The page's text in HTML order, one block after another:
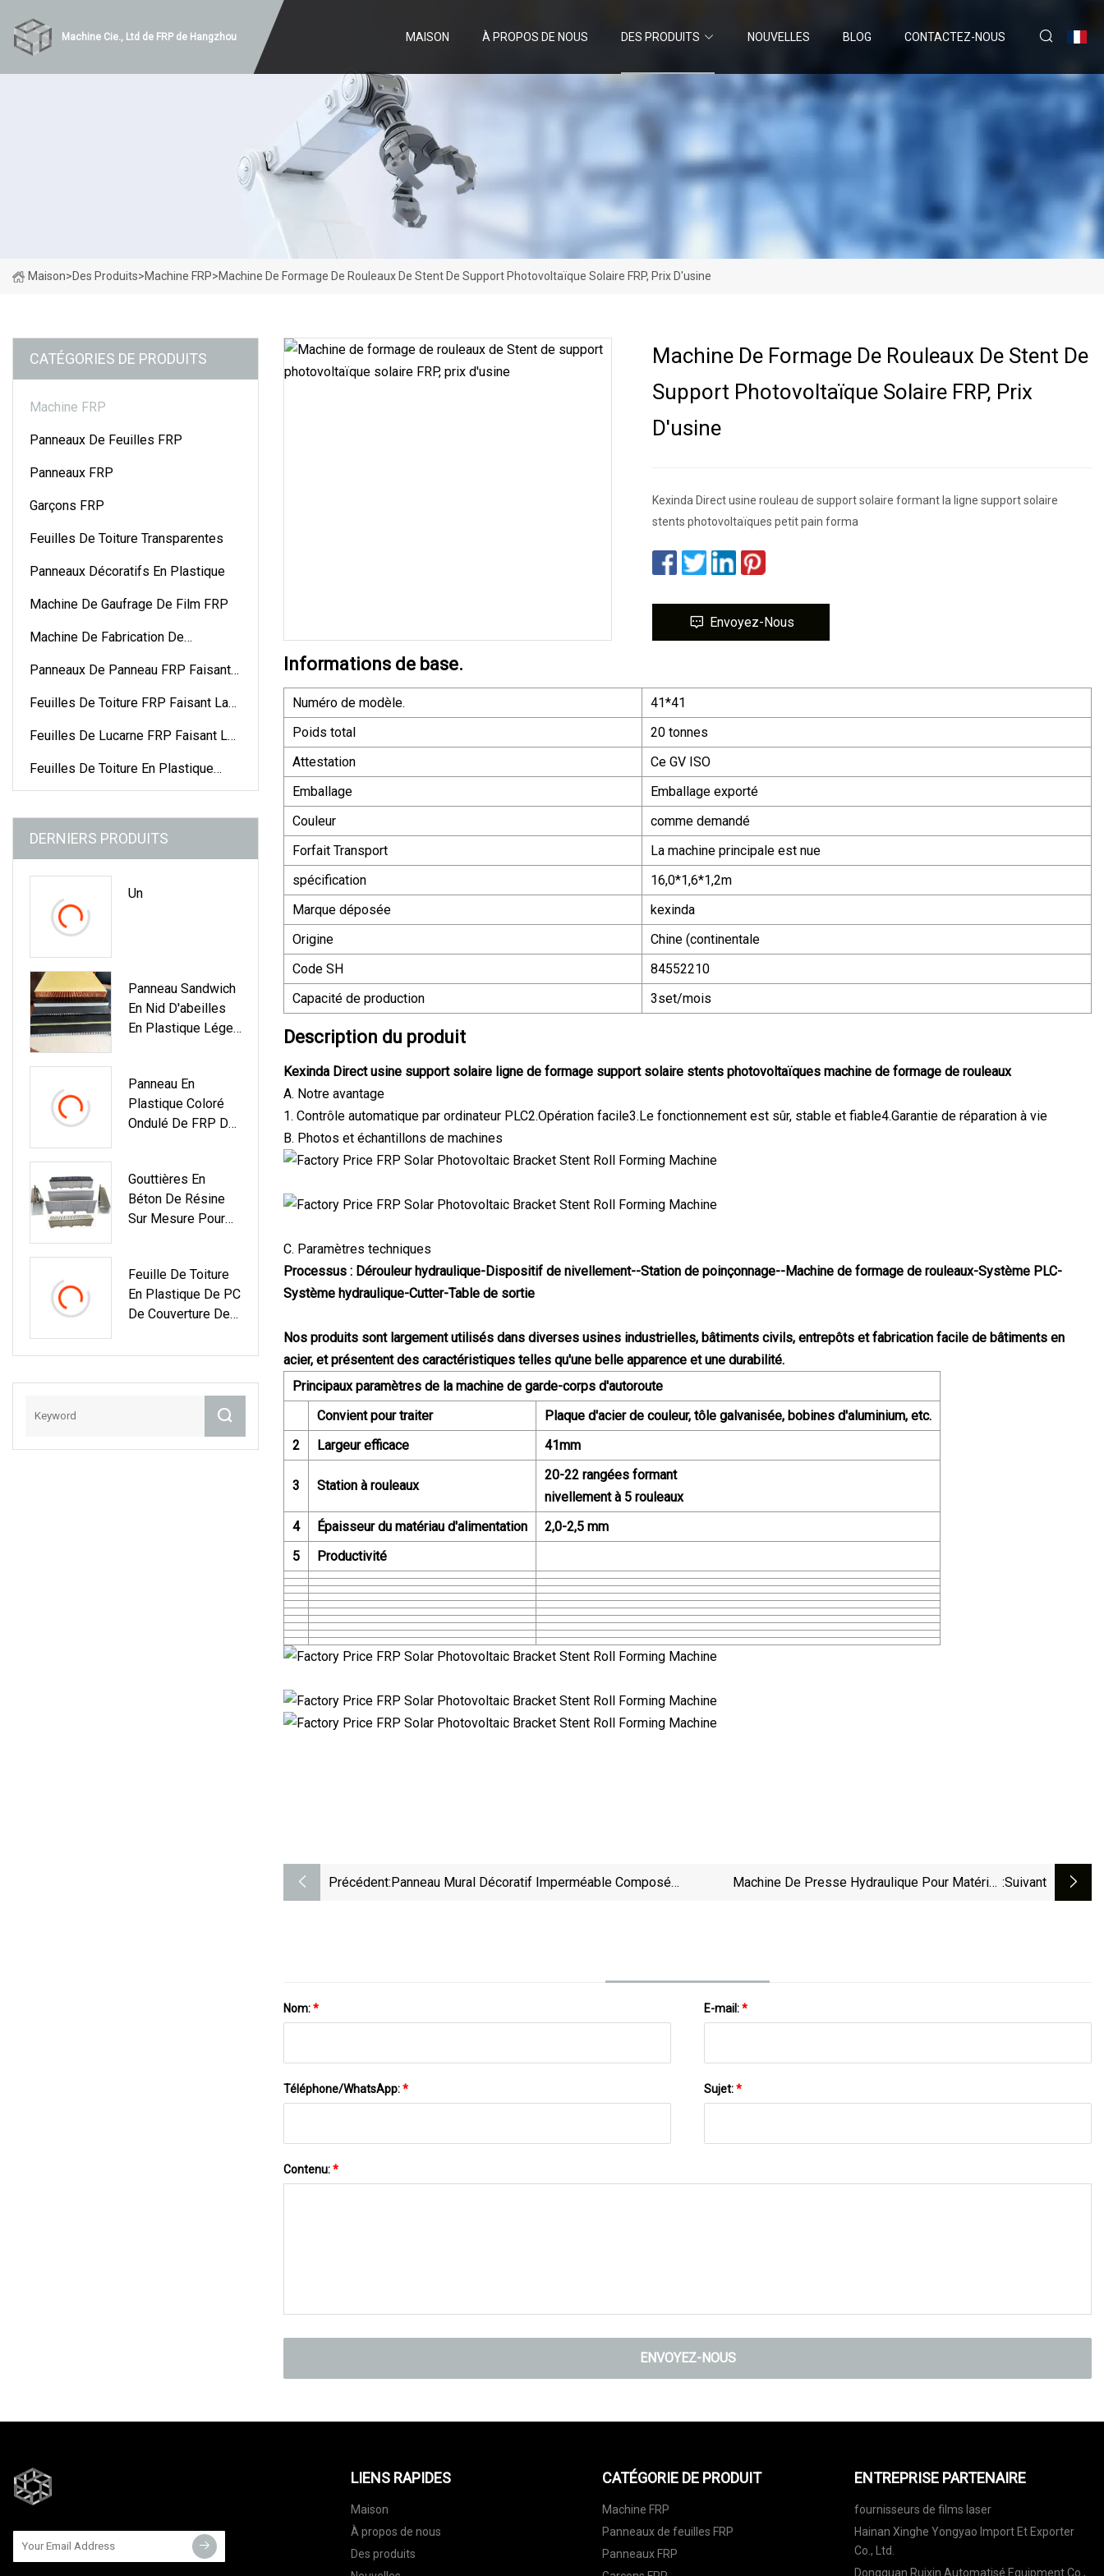
Machine Cie., Ltd de FRP de Hangzhou MAISON À PROPOS DE NOUS DES PRODUITS NOUVELLES BLOG CONTACTEZ-NOUS
Maison>Des Produits>Machine FRP>Machine De Formage De Rouleaux De Stent De Support Photovoltaïque Solaire FRP, Prix D'usine
CATÉGORIES DE PRODUITS
Machine FRP
Panneaux De Feuilles FRP
Panneaux FRP
Garçons FRP
Feuilles De Toiture Transparentes
Panneaux Décoratifs En Plastique
Machine De Gaufrage De Film FRP
Machine De Fabrication De
Panneaux De Panneau FRP Faisant
Feuilles De Toiture FRP Faisant La
Feuilles De Lucarne FRP Faisant La
Feuilles De Toiture En Plastique
Colorées
DERNIERS PRODUITS
Un
Panneau Sandwich
En Nid D'abeilles
En Plastique Léger
Camion
Panneau En
Plastique Coloré
Ondulé De FRP De
Gouttières En
Béton De Résine
Sur Mesure Pour
Feuille De Toiture
En Plastique De PC
De Couverture De
Transparente
Aux UV Pour Le
Hangar
Machine De Formage De Rouleaux De Stent De
Support Photovoltaïque Solaire FRP, Prix
D'usine
Kexinda Direct usine rouleau de support solaire formant la ligne support solaire
stents photovoltaïques petit pain forma
Envoyez-Nous
Informations de base.
Numéro de modèle.
41*41
Poids total
20 tonnes
Attestation
Ce GV ISO
Emballage
Emballage exporté
Couleur
comme demandé
Forfait Transport
La machine principale est nue
spécification
16,0*1,6*1,2m
Marque déposée
kexinda
Origine
Chine (continentale
Code SH
84552210
Capacité de production
3set/mois
Description du produit
Kexinda Direct usine support solaire ligne de formage support solaire stents photovoltaïques machine de formage de rouleaux
A. Notre avantage
1. Contrôle automatique par ordinateur PLC2.Opération facile3.Le fonctionnement est sûr, stable et fiable4.Garantie de réparation à vie
B. Photos et échantillons de machines
C. Paramètres techniques
Processus : Dérouleur hydraulique-Dispositif de nivellement--Station de poinçonnage--Machine de formage de rouleaux-Système PLC-
Système hydraulique-Cutter-Table de sortie
Nos produits sont largement utilisés dans diverses usines industrielles, bâtiments civils, entrepôts et fabrication facile de bâtiments en
acier, et présentent des caractéristiques telles qu'une belle apparence et une durabilité.
Principaux paramètres de la machine de garde-corps d'autoroute
Convient pour traiter
Plaque d'acier de couleur, tôle galvanisée, bobines d'aluminium, etc.
2
Largeur efficace 41mm
3 Station à rouleaux
20-22 rangées formant
nivellement à 5 rouleaux
4
Épaisseur du matériau d'alimentation
2,0-2,5 mm
5
Productivité
Précédent:Panneau Mural Décoratif Imperméable Composé
Machine De Presse Hydraulique Pour Matériau :suivant
Nom:* E-mail:*
Téléphone/WhatsApp:* Sujet:*
Contenu:*
ENVOYEZ-NOUS
LIENS RAPIDES
Maison
À propos de nous
Des produits
CATÉGORIE DE PRODUIT
Machine FRP
Panneaux de feuilles FRP
Panneaux FRP
ENTREPRISE PARTENAIRE
fournisseurs de films laser
Hainan Xinghe Yongyao Import Et Exporter
Co., Ltd.
Dongguan Ruixin Automatisé Equipment Co.,